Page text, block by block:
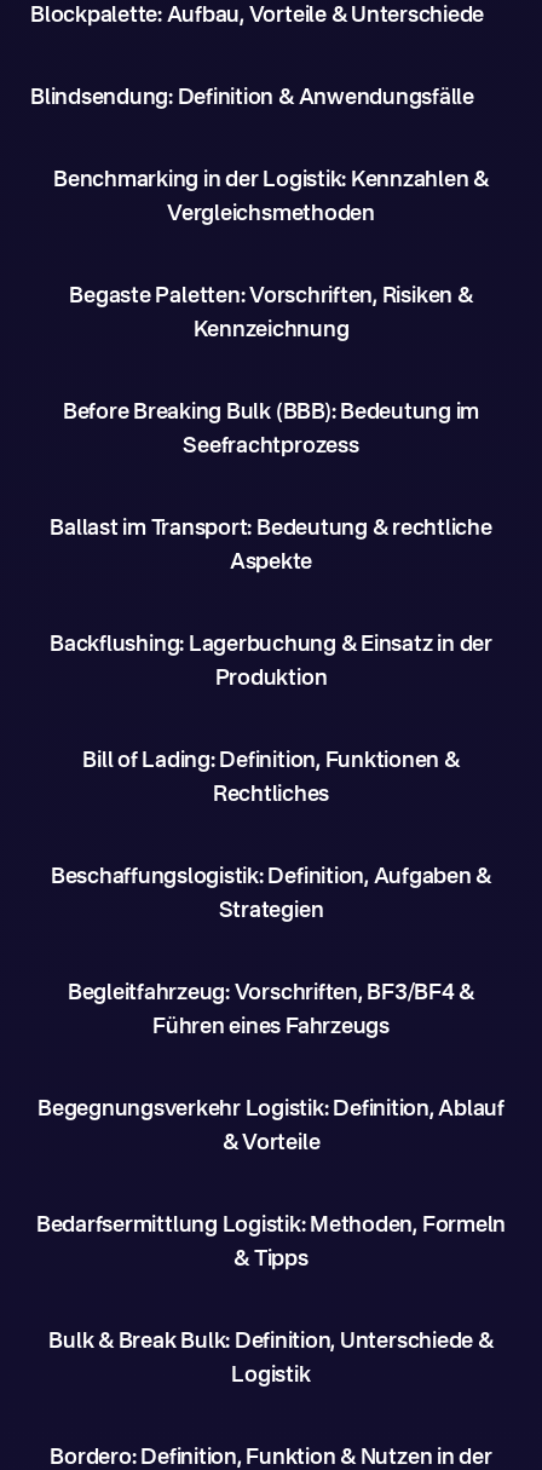
Blockpalette: Aufbau, Vorteile & Unterschiede
Blindsendung: Definition & Anwendungsfälle
Benchmarking in der Logistik: Kennzahlen &
Vergleichsmethoden
Begaste Paletten: Vorschriften, Risiken &
Kennzeichnung
Before Breaking Bulk (BBB): Bedeutung im
Seefrachtprozess
Ballast im Transport: Bedeutung & rechtliche
Aspekte
Backflushing: Lagerbuchung & Einsatz in der
Produktion
Bill of Lading: Definition, Funktionen &
Rechtliches
Beschaffungslogistik: Definition, Aufgaben &
Strategien
Begleitfahrzeug: Vorschriften, BF3/BF4 &
Führen eines Fahrzeugs
Begegnungsverkehr Logistik: Definition, Ablauf
& Vorteile
Bedarfsermittlung Logistik: Methoden, Formeln
& Tipps
Bulk & Break Bulk: Definition, Unterschiede &
Logistik
Bordero: Definition, Funktion & Nutzen in der